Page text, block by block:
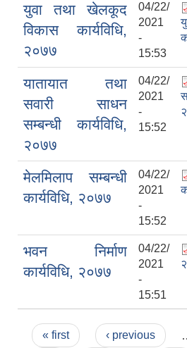
युवा तथा खेलकूद
विकास कार्यविधि,
२०७७
04/22/
2021
-
15:53
यातायात तथा
सवारी साधन
सम्बन्धी कार्यविधि,
२०७७
04/22/
2021
-
15:52
मेलमिलाप सम्बन्धी
कार्यविधि, २०७७
04/22/
2021
-
15:52
भवन निर्माण
कार्यविधि, २०७७
04/22/
2021
-
15:51
Pages
« first ‹ previous